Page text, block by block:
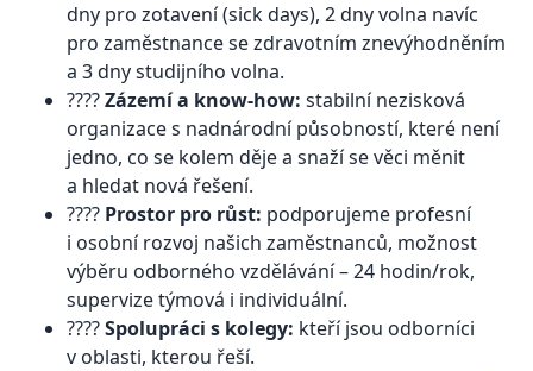
dny pro zotavení (sick days), 2 dny volna navíc
pro zaměstnance se zdravotním znevýhodněním
a 3 dny studijního volna.
????Zázemí a know-how: stabilní nezisková
organizace s nadnárodní působností, které není
jedno, co se kolem děje a snaží se věci měnit
a hledat nová řešení.
???? Prostor pro růst: podporujeme profesní
i osobní rozvoj našich zaměstnanců, možnost
výběru odborného vzdělávání – 24 hodin/rok,
supervize týmová i individuální.
????Spolupráci s kolegy: kteří jsou odborníci
v oblasti, kterou řeší.